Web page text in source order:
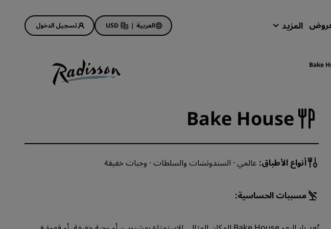
المزيد العربية |
USD تسجيل الدخول
المنتجعات
الفنادق الجديدة والمرتقب افتتاحها قريبًا
الاجتماعات والفعاليات
عروض الفنادق
اطلع على الباقات المتاحة لدينا
Bake
Bake House
أنواع الأطباق: عالمي · السندوتشات والسلطات · وجبات خفيفة
مسببات الحساسية: